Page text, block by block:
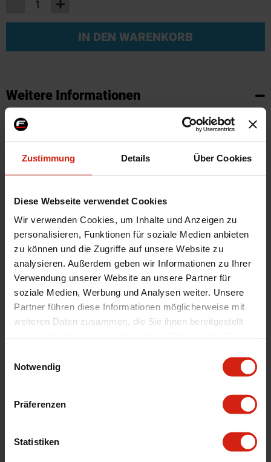
Zustimmung Details Über Cookies
Diese Webseite verwendet Cookies
Wir verwenden Cookies, um Inhalte und Anzeigen zu
personalisieren, Funktionen für soziale Medien anbieten
zu können und die Zugriffe auf unsere Website zu
analysieren. Außerdem geben wir Informationen zu Ihrer
Verwendung unserer Website an unsere Partner für
soziale Medien, Werbung und Analysen weiter. Unsere
Partner führen diese Informationen möglicherweise mit
weiteren Daten zusammen, die Sie ihnen bereitgestellt
Notwendig
Präferenzen
Statistiken
IN DEN WARENKORB
Weitere Informationen
Weitere
Informationen
SKU
Marke
SK-Import
Zertifikat
Kein Gutachten oder ABE
Farbe
Schwarz
Montagematerial
Nein
Herstellercode
TM FO525V
Automarkenname
Ford
Automodell Name
Fusion
Material
Velour
Universal
Nein
Geeignet Für
Details
Bewertungen